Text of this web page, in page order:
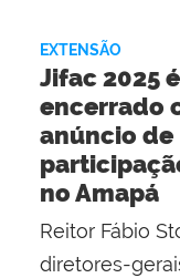
EXTENSÃO
Jifac 2025 é
encerrado
anúncio de
no Amapá
Reitor Fábio
diretores-